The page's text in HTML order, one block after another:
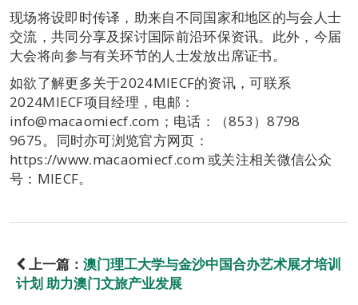
现场将设即时传译，助来自不同国家和地区的与会人士
交流，共同分享及探讨国际前沿环保资讯。此外，今届
大会将向参与有关环节的人士发放出席证书。
如欲了解更多关于2024MIECF的资讯，可联系
2024MIECF项目经理，电邮：
info@macaomiecf.com；电话：（853）8798
9675。同时亦可浏览官方网页：
https://www.macaomiecf.com 或关注相关微信公众
号：MIECF。
上一篇： 澳门理工大学与金沙中国合办艺术展才培训
计划 助力澳门文旅产业发展